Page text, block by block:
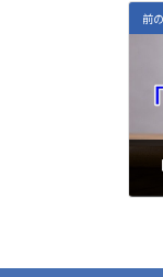
前